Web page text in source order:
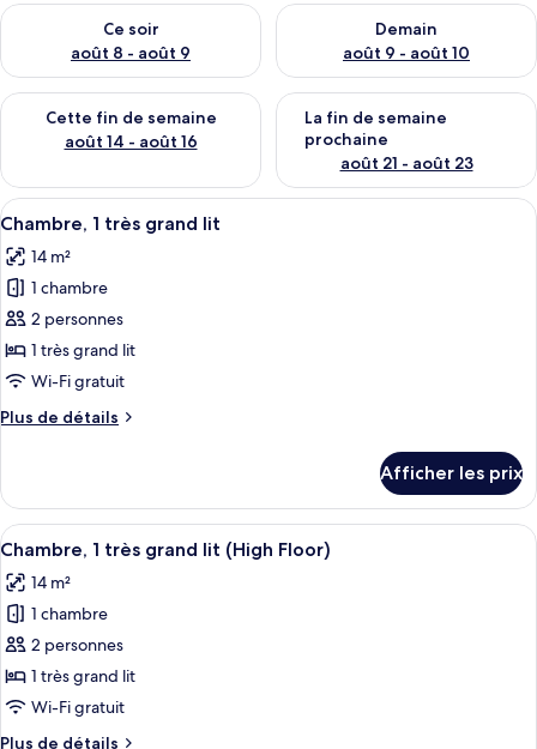
Ce soir
août 8 - août 9
Vérifier la disponibilité pour ce soir août 8 - août 9
Demain
août 9 - août 10
Vérifier la disponibilité pour
Cette fin de semaine
août 14 - août 16
Vérifier la disponibilité pour cette fin de semaine août 14 -
La fin de semaine
prochaine
août 21 - août 23
Vérifier la disponibilité pour
Afficher
toutes
les
photos
pour
ce
type
chambre :
très
grand
lit
Une chambre d’hôtel moderne
11
Chambre, 1 très grand lit
14 m²
1 chambre
2 personnes
1 très grand lit
Wi-Fi gratuit
Plus de détails
Plus
Chambre,
très
lit
Afficher les prix
Afficher
toutes
les
photos
pour
ce
type
Une chambre d’hôtel moderne
11
Chambre, 1 très grand lit (High Floor)
14 m²
1 chambre
2 personnes
1 très grand lit
Wi-Fi gratuit
Plus de détails
Plus